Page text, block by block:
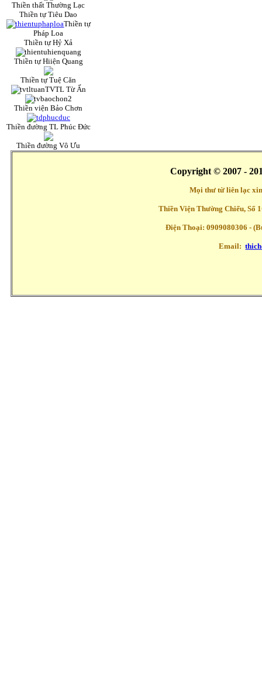
Thiền thất Thường Lạc
Thiền tự Tiêu Dao
Thiền tự
Pháp Loa
Thiền tự Hỷ Xả
Thiền tự Hiiện Quang
Thiền tự Tuệ Căn
TVTL Từ Ấn
Thiền viện Bảo Chơn
Thiền đường TL Phúc Đức
Thiền đường Vô Ưu
Copyright © 2007 -
Mọi thư từ liên lạc
Thiền Viện Thường Chiếu, Số
Điện Thoại: 0909080306 -
Email: